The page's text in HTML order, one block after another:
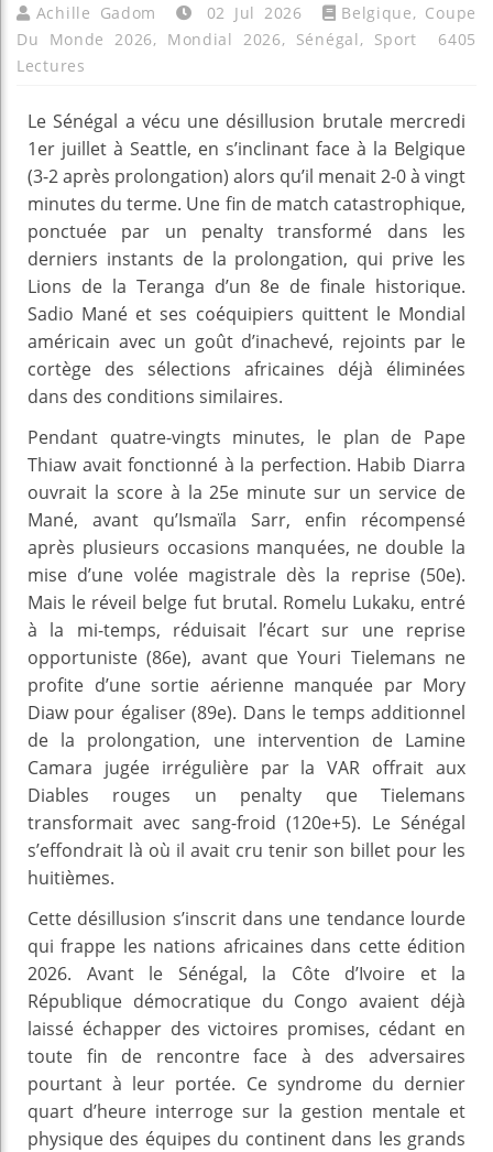
Achille Gadom 02 Jul 2026 Belgique, Coupe
Du Monde 2026, Mondial 2026, Sénégal, Sport
6405
Lectures
Le Sénégal a vécu une désillusion brutale mercredi
1er juillet à Seattle, en s’inclinant face à la Belgique
(3-2 après prolongation) alors qu’il menait 2-0 à vingt
minutes du terme. Une fin de match catastrophique,
ponctuée par un penalty transformé dans les
derniers instants de la prolongation, qui prive les
Lions de la Teranga d’un 8e de finale historique.
Sadio Mané et ses coéquipiers quittent le Mondial
américain avec un goût d’inachevé, rejoints par le
cortège des sélections africaines déjà éliminées
dans des conditions similaires.
Pendant quatre-vingts minutes, le plan de Pape
Thiaw avait fonctionné à la perfection. Habib Diarra
ouvrait la score à la 25e minute sur un service de
Mané, avant qu’Ismaïla Sarr, enfin récompensé
après plusieurs occasions manquées, ne double la
mise d’une volée magistrale dès la reprise (50e).
Mais le réveil belge fut brutal. Romelu Lukaku, entré
à la mi-temps, réduisait l’écart sur une reprise
opportuniste (86e), avant que Youri Tielemans ne
profite d’une sortie aérienne manquée par Mory
Diaw pour égaliser (89e). Dans le temps additionnel
de la prolongation, une intervention de Lamine
Camara jugée irrégulière par la VAR offrait aux
Diables rouges un penalty que Tielemans
transformait avec sang-froid (120e+5). Le Sénégal
s’effondrait là où il avait cru tenir son billet pour les
huitièmes.
Cette désillusion s’inscrit dans une tendance lourde
qui frappe les nations africaines dans cette édition
2026. Avant le Sénégal, la Côte d’Ivoire et la
République démocratique du Congo avaient déjà
laissé échapper des victoires promises, cédant en
toute fin de rencontre face à des adversaires
pourtant à leur portée. Ce syndrome du dernier
quart d’heure interroge sur la gestion mentale et
physique des équipes du continent dans les grands